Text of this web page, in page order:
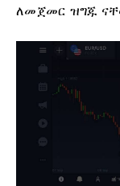
ለመጀመር ዝግጁ